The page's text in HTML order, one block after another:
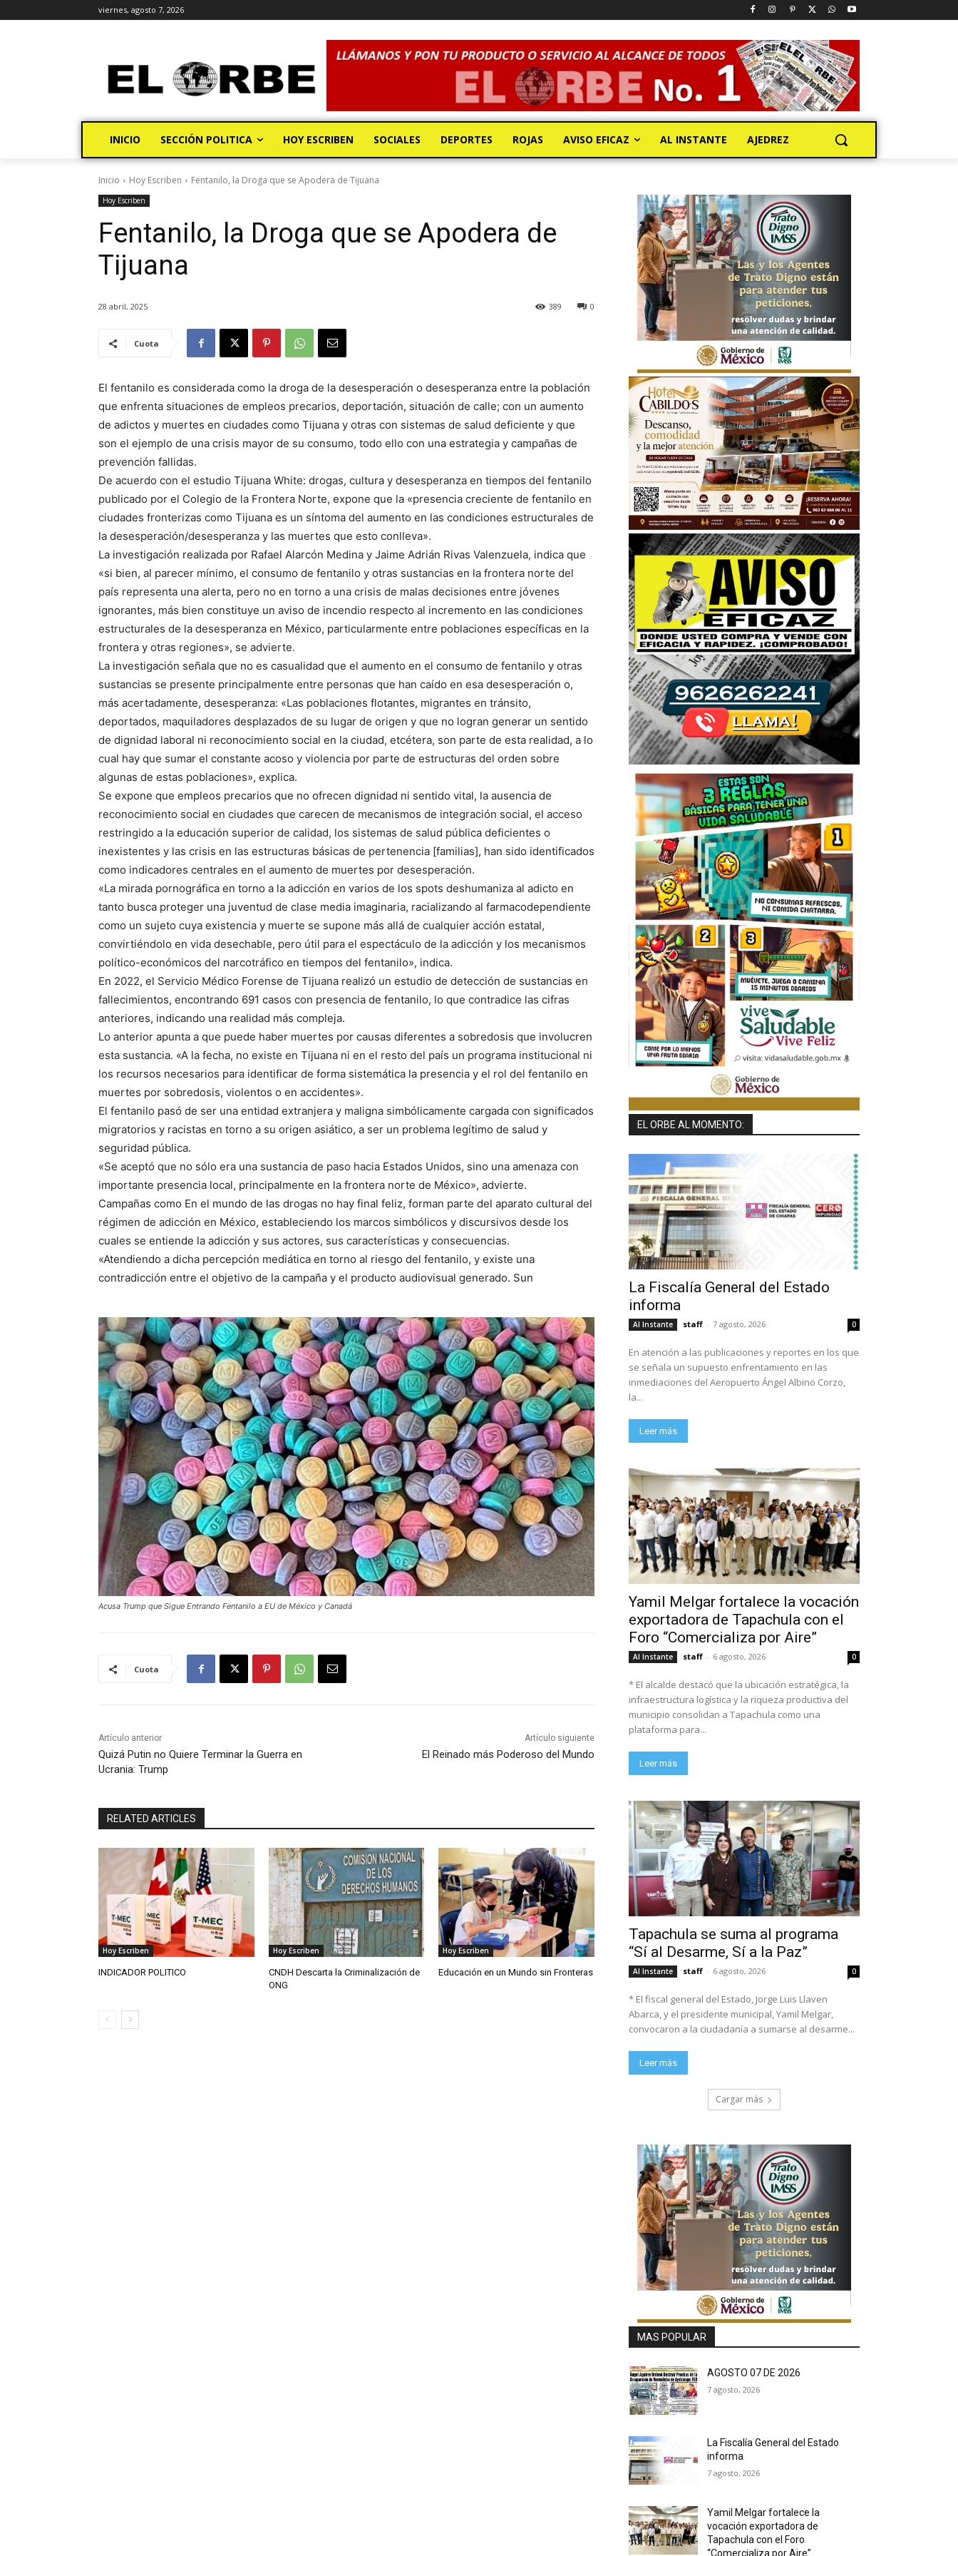
viernes, agosto 7, 2026
INICIO SECCIÓN POLITICA HOY ESCRIBEN SOCIALES DEPORTES ROJAS AVISO EFICAZ AL INSTANTE AJEDREZ
Inicio Hoy Escriben Fentanilo, la Droga que se Apodera de Tijuana
Hoy Escriben
Fentanilo, la Droga que se Apodera de
Tijuana
28 abril, 2025 0
389
Cuota
El fentanilo es considerada como la droga de la desesperación o desesperanza entre la población
que enfrenta situaciones de empleos precarios, deportación, situación de calle; con un aumento
de adictos y muertes en ciudades como Tijuana y otras con sistemas de salud deficiente y que
son el ejemplo de una crisis mayor de su consumo, todo ello con una estrategia y campañas de
prevención fallidas.
De acuerdo con el estudio Tijuana White: drogas, cultura y desesperanza en tiempos del fentanilo
publicado por el Colegio de la Frontera Norte, expone que la «presencia creciente de fentanilo en
ciudades fronterizas como Tijuana es un síntoma del aumento en las condiciones estructurales de
la desesperación/desesperanza y las muertes que esto conlleva».
La investigación realizada por Rafael Alarcón Medina y Jaime Adrián Rivas Valenzuela, indica que
«si bien, al parecer mínimo, el consumo de fentanilo y otras sustancias en la frontera norte del
país representa una alerta, pero no en torno a una crisis de malas decisiones entre jóvenes
ignorantes, más bien constituye un aviso de incendio respecto al incremento en las condiciones
estructurales de la desesperanza en México, particularmente entre poblaciones específicas en la
frontera y otras regiones», se advierte.
La investigación señala que no es casualidad que el aumento en el consumo de fentanilo y otras
sustancias se presente principalmente entre personas que han caído en esa desesperación o,
más acertadamente, desesperanza: «Las poblaciones flotantes, migrantes en tránsito,
deportados, maquiladores desplazados de su lugar de origen y que no logran generar un sentido
de dignidad laboral ni reconocimiento social en la ciudad, etcétera, son parte de esta realidad, a lo
cual hay que sumar el constante acoso y violencia por parte de estructuras del orden sobre
algunas de estas poblaciones», explica.
Se expone que empleos precarios que no ofrecen dignidad ni sentido vital, la ausencia de
reconocimiento social en ciudades que carecen de mecanismos de integración social, el acceso
restringido a la educación superior de calidad, los sistemas de salud pública deficientes o
inexistentes y las crisis en las estructuras básicas de pertenencia [familias], han sido identificados
como indicadores centrales en el aumento de muertes por desesperación.
«La mirada pornográfica en torno a la adicción en varios de los spots deshumaniza al adicto en
tanto busca proteger una juventud de clase media imaginaria, racializando al farmacodependiente
como un sujeto cuya existencia y muerte se supone más allá de cualquier acción estatal,
convirtiéndolo en vida desechable, pero útil para el espectáculo de la adicción y los mecanismos
político-económicos del narcotráfico en tiempos del fentanilo», indica.
En 2022, el Servicio Médico Forense de Tijuana realizó un estudio de detección de sustancias en
fallecimientos, encontrando 691 casos con presencia de fentanilo, lo que contradice las cifras
anteriores, indicando una realidad más compleja.
Lo anterior apunta a que puede haber muertes por causas diferentes a sobredosis que involucren
esta sustancia. «A la fecha, no existe en Tijuana ni en el resto del país un programa institucional ni
los recursos necesarios para identificar de forma sistemática la presencia y el rol del fentanilo en
muertes por sobredosis, violentos o en accidentes».
El fentanilo pasó de ser una entidad extranjera y maligna simbólicamente cargada con significados
migratorios y racistas en torno a su origen asiático, a ser un problema legítimo de salud y
seguridad pública.
«Se aceptó que no sólo era una sustancia de paso hacia Estados Unidos, sino una amenaza con
importante presencia local, principalmente en la frontera norte de México», advierte.
Campañas como En el mundo de las drogas no hay final feliz, forman parte del aparato cultural del
régimen de adicción en México, estableciendo los marcos simbólicos y discursivos desde los
cuales se entiende la adicción y sus actores, sus características y consecuencias.
«Atendiendo a dicha percepción mediática en torno al riesgo del fentanilo, y existe una
contradicción entre el objetivo de la campaña y el producto audiovisual generado. Sun
Acusa Trump que Sigue Entrando Fentanilo a EU de México y Canadá
Cuota
Artículo anterior
Quizá Putin no Quiere Terminar la Guerra en
Ucrania: Trump
Artículo siguiente
El Reinado más Poderoso del Mundo
RELATED ARTICLES
Hoy Escriben
INDICADOR POLITICO
Hoy Escriben
CNDH Descarta la Criminalización de
ONG
Hoy Escriben
Educación en un Mundo sin Fronteras
EL ORBE AL MOMENTO:
La Fiscalía General del Estado
informa
Al Instante staff - 7 agosto, 2026 0
En atención a las publicaciones y reportes en los que
se señala un supuesto enfrentamiento en las
inmediaciones del Aeropuerto Ángel Albino Corzo,
la...
Leer más
Yamil Melgar fortalece la vocación
exportadora de Tapachula con el
Foro “Comercializa por Aire”
Al Instante staff - 6 agosto, 2026 0
* El alcalde destacó que la ubicación estratégica, la
infraestructura logística y la riqueza productiva del
municipio consolidan a Tapachula como una
plataforma para...
Leer más
Tapachula se suma al programa
“Sí al Desarme, Sí a la Paz”
Al Instante staff - 6 agosto, 2026 0
* El fiscal general del Estado, Jorge Luis Llaven
Abarca, y el presidente municipal, Yamil Melgar,
convocaron a la ciudadanía a sumarse al desarme...
Leer más
Cargar más
MAS POPULAR
AGOSTO 07 DE 2026
7 agosto, 2026
La Fiscalía General del Estado
informa
7 agosto, 2026
Yamil Melgar fortalece la
vocación exportadora de
Tapachula con el Foro
“Comercializa por Aire”